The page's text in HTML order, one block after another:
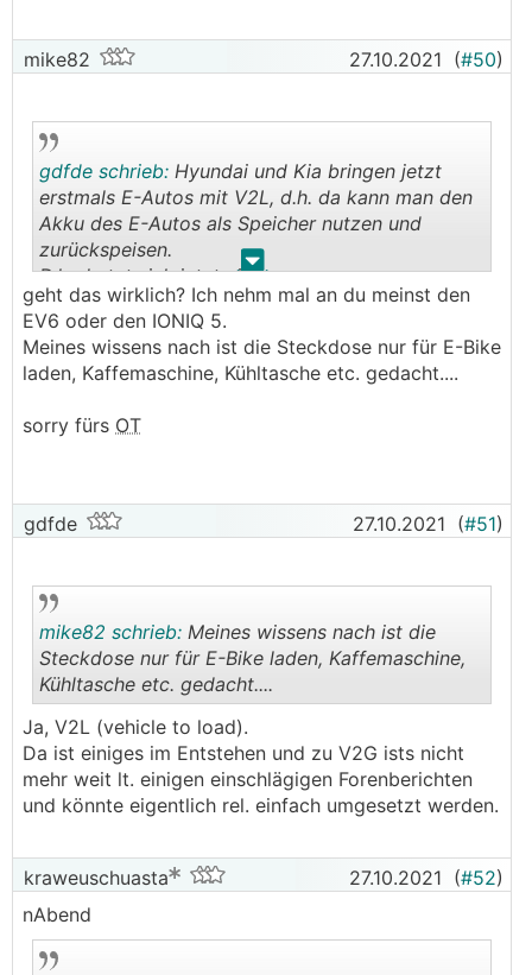
mike82 27.10.2021 (#50)
. .
gdfde schrieb: Hyundai und Kia bringen jetzt
erstmals E-Autos mit V2L, d.h. da kann man den
Akku des E-Autos als Speicher nutzen und
zurückspeisen.
D.h. da tut sich jetzt einiges.
geht das wirklich? Ich nehm mal an du meinst den
EV6 oder den IONIQ 5.
Meines wissens nach ist die Steckdose nur für E-Bike
laden, Kaffemaschine, Kühltasche etc. gedacht....
sorry fürs OT
gdfde 27.10.2021 (#51)
..
mike82 schrieb: Meines wissens nach ist die
Steckdose nur für E-Bike laden, Kaffemaschine,
Kühltasche etc. gedacht....
Ja, V2L (vehicle to load).
Da ist einiges im Entstehen und zu V2G ists nicht
mehr weit lt. einigen einschlägigen Forenberichten
und könnte eigentlich rel. einfach umgesetzt werden.
kraweuschuasta 27.10.2021 (#52)
nAbend